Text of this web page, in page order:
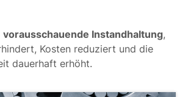
vorausschauende Instandhaltung,
Kosten reduziert und die
dauerhaft erhöht.